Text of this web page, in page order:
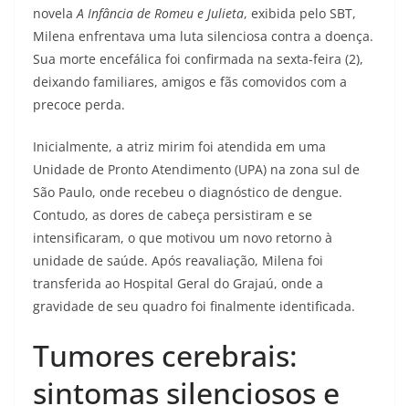
novelaA Infância de Romeu e Julieta, exibida pelo SBT,
Milena enfrentava uma luta silenciosa contra a doença.
Sua morte encefálica foi confirmada na sexta-feira (2),
deixando familiares, amigos e fãs comovidos com a
precoce perda.
Inicialmente, a atriz mirim foi atendida em uma
Unidade de Pronto Atendimento (UPA) na zona sul de
São Paulo, onde recebeu o diagnóstico de dengue.
Contudo, as dores de cabeça persistiram e se
intensificaram, o que motivou um novo retorno à
unidade de saúde. Após reavaliação, Milena foi
transferida ao Hospital Geral do Grajaú, onde a
gravidade de seu quadro foi finalmente identificada.
Tumores cerebrais:
sintomas silenciosos e